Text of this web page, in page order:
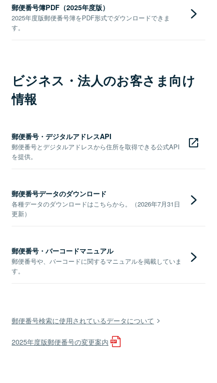
郵便番号簿PDF（2025年度版）
2025年度版郵便番号簿をPDF形式でダウンロードできま
す。
ビジネス・法人のお客さま向け
情報
郵便番号・デジタルアドレスAPI
郵便番号とデジタルアドレスから住所を取得できる公式API
を提供。
郵便番号データのダウンロード
各種データのダウンロードはこちらから。（2026年7月31日
更新）
郵便番号・バーコードマニュアル
郵便番号や、バーコードに関するマニュアルを掲載していま
す。
郵便番号検索に使用されているデータについて
2025年度版郵便番号の変更案内